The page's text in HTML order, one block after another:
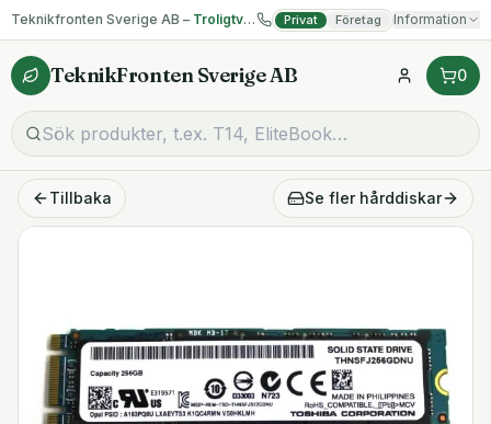
Teknikfronten Sverige AB – Troligtvis billigast på begagnad IT! Privat Företag Information
TeknikFronten Sverige AB 0
Tillbaka Se fler hårddiskar